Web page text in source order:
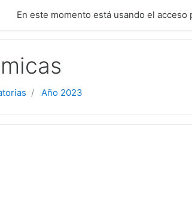
En este momento está usando el acceso
Año 2023